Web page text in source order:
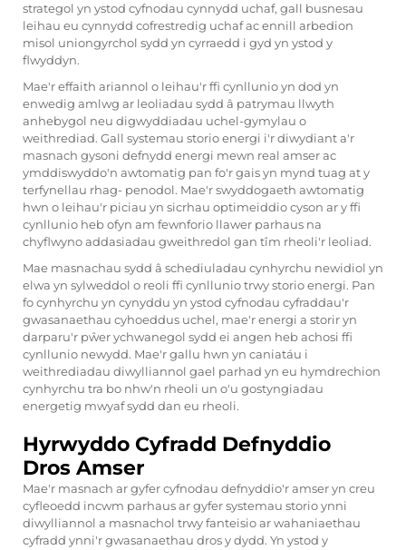
strategol yn ystod cyfnodau cynnydd uchaf, gall busnesau
leihau eu cynnydd cofrestredig uchaf ac ennill arbedion
misol uniongyrchol sydd yn cyrraedd i gyd yn ystod y
flwyddyn.
Mae'r effaith ariannol o leihau'r ffi cynllunio yn dod yn
enwedig amlwg ar leoliadau sydd â patrymau llwyth
anhebygol neu digwyddiadau uchel-gymylau o
weithrediad. Gall systemau storio energi i'r diwydiant a'r
masnach gysoni defnydd energi mewn real amser ac
ymddiswyddo'n awtomatig pan fo'r gais yn mynd tuag at y
terfynellau rhag- penodol. Mae'r swyddogaeth awtomatig
hwn o leihau'r piciau yn sicrhau optimeiddio cyson ar y ffi
cynllunio heb ofyn am fewnforio llawer parhaus na
chyflwyno addasiadau gweithredol gan tîm rheoli'r leoliad.
Mae masnachau sydd â schediuladau cynhyrchu newidiol yn
elwa yn sylweddol o reoli ffi cynllunio trwy storio energi. Pan
fo cynhyrchu yn cynyddu yn ystod cyfnodau cyfraddau'r
gwasanaethau cyhoeddus uchel, mae'r energi a storir yn
darparu'r pŵer ychwanegol sydd ei angen heb achosi ffi
cynllunio newydd. Mae'r gallu hwn yn caniatáu i
weithrediadau diwylliannol gael parhad yn eu hymdrechion
cynhyrchu tra bo nhw'n rheoli un o'u gostyngiadau
energetig mwyaf sydd dan eu rheoli.
Hyrwyddo Cyfradd Defnyddio
Dros Amser
Mae'r masnach ar gyfer cyfnodau defnyddio'r amser yn creu
cyfleoedd incwm parhaus ar gyfer systemau storio ynni
diwylliannol a masnachol trwy fanteisio ar wahaniaethau
cyfradd ynni'r gwasanaethau dros y dydd. Yn ystod y